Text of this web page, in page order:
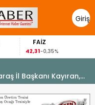
Giriş
Yap
FAİZ
42,31-0,35%
İl Başkanı Kayıran,